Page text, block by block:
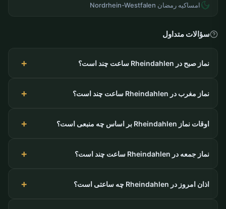
امساکیه رمضان Nordrhein-Westfalen
سؤالات متداول
نماز صبح در Rheindahlen ساعت چند است؟
نماز مغرب در Rheindahlen ساعت چند است؟
اوقات نماز Rheindahlen بر اساس چه منبعی است؟
نماز جمعه در Rheindahlen ساعت چند است؟
اذان امروز در Rheindahlen چه ساعتی است؟